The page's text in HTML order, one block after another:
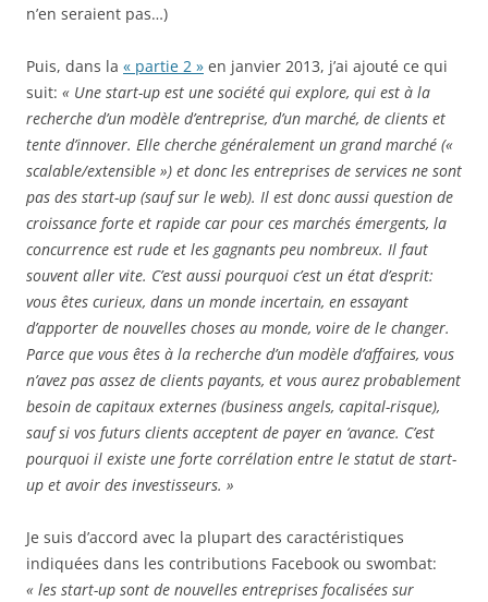
n’en seraient pas…)
Puis, dans la « partie 2 » en janvier 2013, j’ai ajouté ce qui
suit: « Une start-up est une société qui explore, qui est à la
recherche d’un modèle d’entreprise, d’un marché, de clients et
tente d’innover. Elle cherche généralement un grand marché («
scalable/extensible ») et donc les entreprises de services ne sont
pas des start-up (sauf sur le web). Il est donc aussi question de
croissance forte et rapide car pour ces marchés émergents, la
concurrence est rude et les gagnants peu nombreux. Il faut
souvent aller vite. C’est aussi pourquoi c’est un état d’esprit:
vous êtes curieux, dans un monde incertain, en essayant
d’apporter de nouvelles choses au monde, voire de le changer.
Parce que vous êtes à la recherche d’un modèle d’affaires, vous
n’avez pas assez de clients payants, et vous aurez probablement
besoin de capitaux externes (business angels, capital-risque),
sauf si vos futurs clients acceptent de payer en ‘avance. C’est
pourquoi il existe une forte corrélation entre le statut de start-
up et avoir des investisseurs. »
Je suis d’accord avec la plupart des caractéristiques
indiquées dans les contributions Facebook ou swombat:
« les start-up sont de nouvelles entreprises focalisées sur